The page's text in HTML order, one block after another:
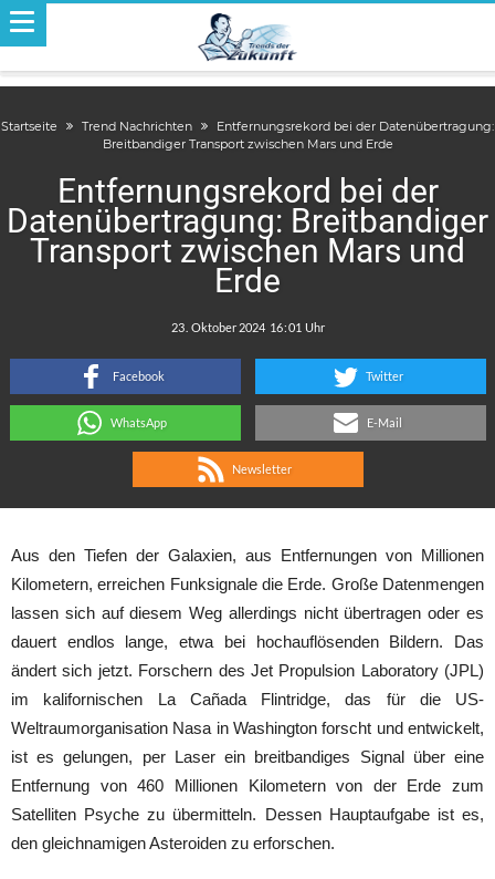
Startseite Trend Nachrichten
Entfernungsrekord bei der Datenübertragung:
Breitbandiger Transport zwischen Mars und Erde
Entfernungsrekord bei der
Datenübertragung: Breitbandiger
Transport zwischen Mars und
Erde
:
Facebook Twitter
WhatsApp E-Mail
Newsletter
Aus den Tiefen der Galaxien, aus Entfernungen von Millionen
Kilometern, erreichen Funksignale die Erde. Große Datenmengen
lassen sich auf diesem Weg allerdings nicht übertragen oder es
dauert endlos lange, etwa bei hochauflösenden Bildern. Das
ändert sich jetzt. Forschern des Jet Propulsion Laboratory (JPL)
im kalifornischen La Cañada Flintridge, das für die US-
Weltraumorganisation Nasa in Washington forscht und entwickelt,
ist es gelungen, per Laser ein breitbandiges Signal über eine
Entfernung von 460 Millionen Kilometern von der Erde zum
Satelliten Psyche zu übermitteln. Dessen Hauptaufgabe ist es,
den gleichnamigen Asteroiden zu erforschen.